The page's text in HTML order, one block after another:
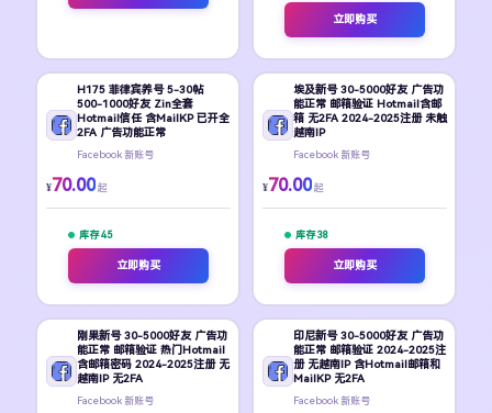
立即购买
H175 菲律宾养号 5-30帖
500-1000好友 Zin全套
Hotmail信任 含MailKP 已开全
2FA 广告功能正常
Facebook 新账号
¥70.00 起
库存 45
立即购买
埃及新号 30-5000好友 广告功
能正常 邮箱验证 Hotmail含邮
箱 无2FA 2024-2025注册 未触
越南IP
Facebook 新账号
¥70.00 起
库存 38
立即购买
刚果新号 30-5000好友 广告功
能正常 邮箱验证 热门Hotmail
含邮箱密码 2024-2025注册 无
越南IP 无2FA
Facebook 新账号
印尼新号 30-5000好友 广告功
能正常 邮箱验证 2024-2025注
册 无越南IP 含Hotmail邮箱和
MailKP 无2FA
Facebook 新账号